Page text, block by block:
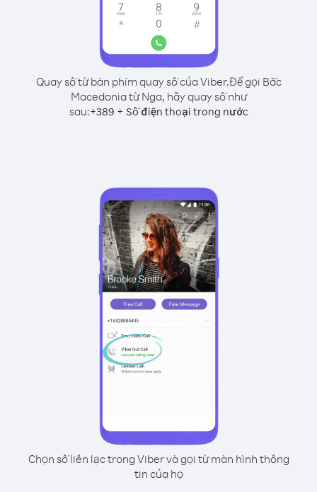
Quay số từ bàn phím quay số của Viber.Để gọi Bắc
Macedonia từ Nga, hãy quay số như
sau:+389 + Số điện thoại trong nước
Chọn số liên lạc trong Viber và gọi từ màn hình thông
tin của họ